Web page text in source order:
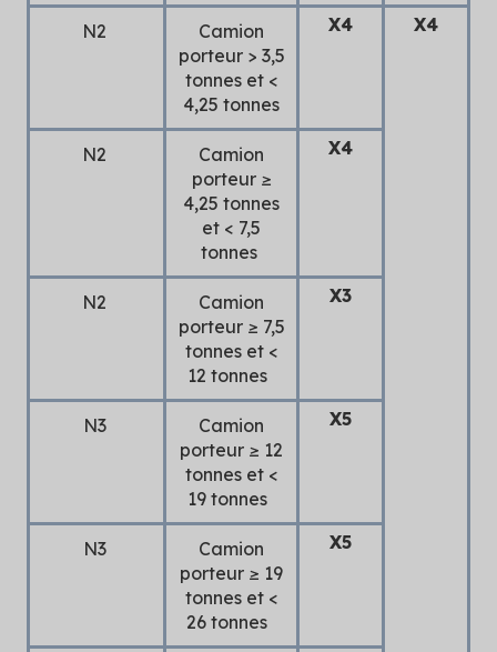
N2
Camion
porteur > 3,5
tonnes et <
4,25 tonnes
X4 X4
N2
Camion
porteur ≥
4,25 tonnes
et < 7,5
tonnes
X4
N2
Camion
porteur ≥ 7,5
tonnes et <
12 tonnes
X3
N3
Camion
porteur ≥ 12
tonnes et <
19 tonnes
X5
N3
Camion
porteur ≥ 19
tonnes et <
26 tonnes
X5